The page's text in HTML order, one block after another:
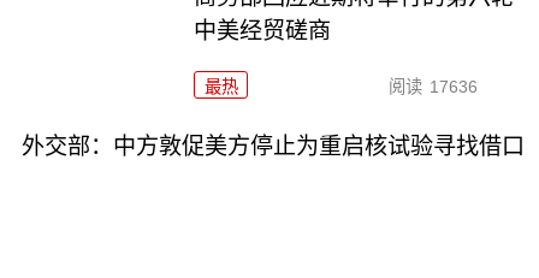
中美经贸磋商
最热 阅读 17636
外交部：中方敦促美方停止为重启核试验寻找借口